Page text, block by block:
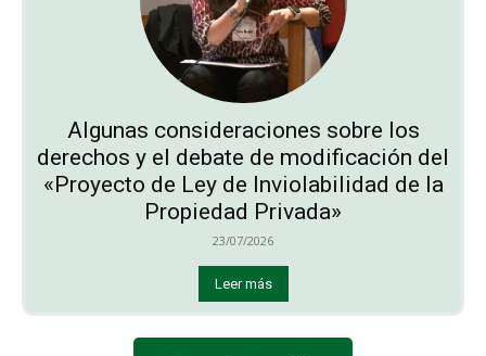
Algunas consideraciones sobre los
derechos y el debate de modificación del
«Proyecto de Ley de Inviolabilidad de la
Propiedad Privada»
23/07/2026
Leer más